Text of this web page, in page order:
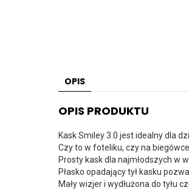
OPIS
OPIS PRODUKTU
Kask Smiley 3.0 jest idealny dla
Czy to w foteliku, czy na
Prosty kask dla najmłodszych w
Płasko opadający tył kasku
Mały wizjer i wydłużona do tyłu